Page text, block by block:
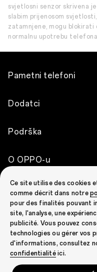
svjetlosni senzor skrivena
slabim prijenosom
zatamnjene, mogu
normalnu upotrebu
Pametni telefoni
OPPO Find N2 Flip
OPPO A96
Pogledajte sve pametne
Dodatci
OPPO Enco Air2
OPPO Watch Free
Podrška
Kontaktirajte nas
Jamstvena politika
O OPPO-u
Naša priča
Zajednica OPPO
Zajednica OPPO
Ce site utilise des cookies
comme décrit dans notre
pour des finalités pouvant
site, l'analyse, une
publicité. Vous pouvez
technologies ou gérer vos
d'informations, consultez
confidentialitéici.